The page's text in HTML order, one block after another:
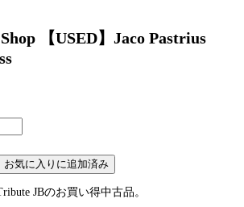
【USED】Jaco Pastrius
お気に入りに追加済み
JBのお買い得中古品。